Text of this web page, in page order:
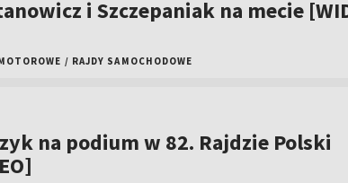
i Szczepaniak na mecie
/ RAJDY SAMOCHODOWE
na podium w 82. Rajdzie Polski